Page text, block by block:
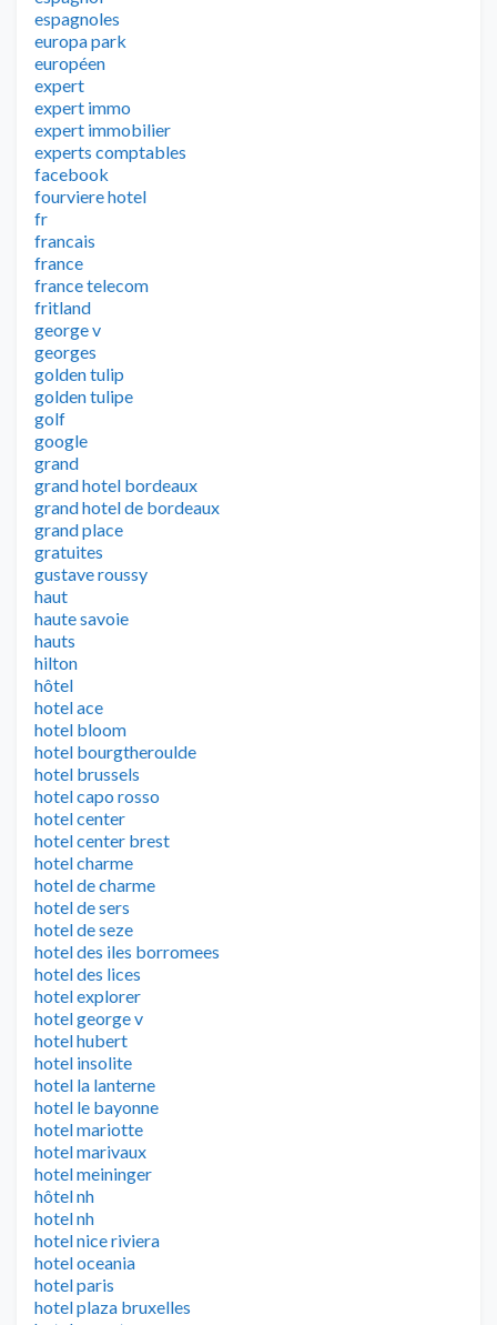
espagnoles
europa park
européen
expert
expert immo
expert immobilier
experts comptables
facebook
fourviere hotel
fr
francais
france
france telecom
fritland
george v
georges
golden tulip
golden tulipe
golf
google
grand
grand hotel bordeaux
grand hotel de bordeaux
grand place
gratuites
gustave roussy
haut
haute savoie
hauts
hilton
hôtel
hotel ace
hotel bloom
hotel bourgtheroulde
hotel brussels
hotel capo rosso
hotel center
hotel center brest
hotel charme
hotel de charme
hotel de sers
hotel de seze
hotel des iles borromees
hotel des lices
hotel explorer
hotel george v
hotel hubert
hotel insolite
hotel la lanterne
hotel le bayonne
hotel mariotte
hotel marivaux
hotel meininger
hôtel nh
hotel nh
hotel nice riviera
hotel oceania
hotel paris
hotel plaza bruxelles